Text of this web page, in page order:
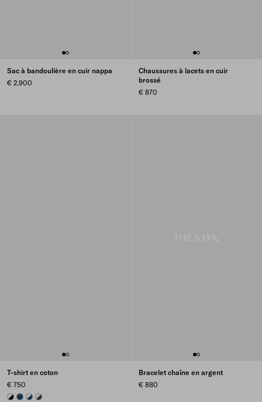
Sac à bandoulière en cuir nappa
€ 2.900
Chaussures à lacets en cuir
brossé
€ 870
T-shirt en coton
€ 750
BLACK/WHITE
BLUE/DARK GREY
NAVYEBONY/WHITE
Bracelet chaîne en argent
€ 880